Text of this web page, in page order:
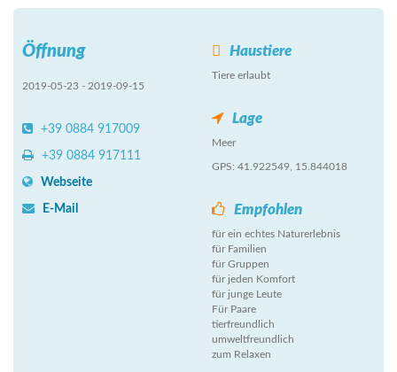
Öffnung
2019-05-23 - 2019-09-15
+39 0884 917009
+39 0884 917111
Webseite
E-Mail
Haustiere
Tiere erlaubt
Lage
Meer
GPS: 41.922549, 15.844018
Empfohlen
für ein echtes Naturerlebnis
für Familien
für Gruppen
für jeden Komfort
für junge Leute
Für Paare
tierfreundlich
umweltfreundlich
zum Relaxen